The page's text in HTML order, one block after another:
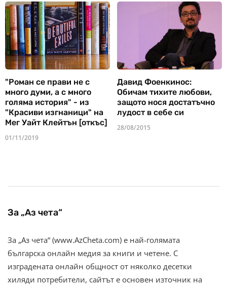
"Роман се прави не с
много думи, а с много
голяма история" - из
"Красиви изгнаници" на
Мег Уайт Клейтън [откъс]
01/11/2019
Давид Фоенкинос:
Обичам тихите любови,
защото нося достатъчно
лудост в себе си
28/08/2015
За „Аз чета“
За „Аз чета“ (www.AzCheta.com) е най-голямата
българска онлайн медия за книги и четене. С
изградената онлайн общност от няколко десетки
хиляди потребители, сайтът е основен източник на